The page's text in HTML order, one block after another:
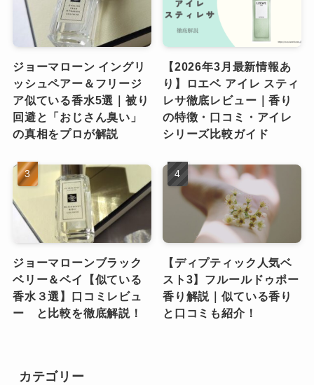
ジョーマローン イングリ
ッシュペアー＆フリージ
ア似ている香水5選｜被り
回避と「おじさん臭い」
の真相をプロが解説
【2026年3月最新情報あ
り】ロエベ アイレ スティ
レサ徹底レビュー｜香り
の特徴・口コミ・アイレ
シリーズ比較ガイド
ジョーマローンブラック
ベリー＆ベイ【似ている
香水３選】口コミレビュ
ー と比較を徹底解説！
【ディプティック人気ベ
スト3】フルールドゥポー
香り解説｜似ている香り
と口コミも紹介！
カテゴリー